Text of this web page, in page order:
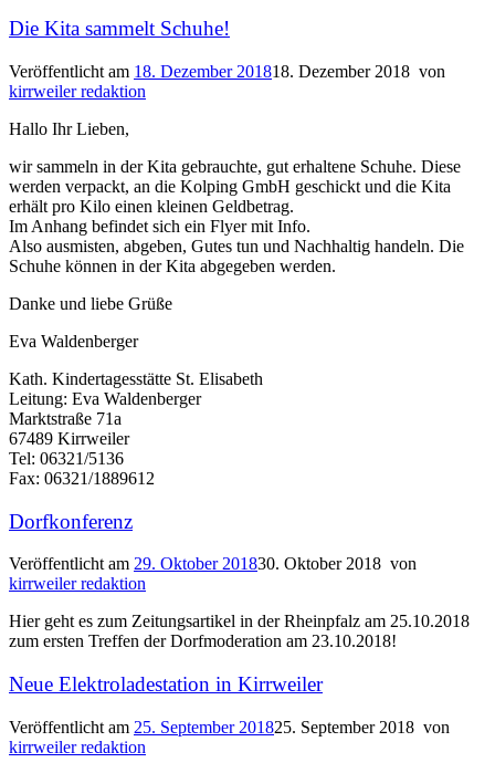
Die Kita sammelt Schuhe!
Veröffentlicht am 18. Dezember 201818. Dezember 2018 von
kirrweiler redaktion
Hallo Ihr Lieben,
wir sammeln in der Kita gebrauchte, gut erhaltene Schuhe. Diese
werden verpackt, an die Kolping GmbH geschickt und die Kita
erhält pro Kilo einen kleinen Geldbetrag.
Im Anhang befindet sich ein Flyer mit Info.
Also ausmisten, abgeben, Gutes tun und Nachhaltig handeln. Die
Schuhe können in der Kita abgegeben werden.
Danke und liebe Grüße
Eva Waldenberger
Kath. Kindertagesstätte St. Elisabeth
Leitung: Eva Waldenberger
Marktstraße 71a
67489 Kirrweiler
Tel: 06321/5136
Fax: 06321/1889612
Dorfkonferenz
Veröffentlicht am 29. Oktober 201830. Oktober 2018 von
kirrweiler redaktion
Hier geht es zum Zeitungsartikel in der Rheinpfalz am 25.10.2018
zum ersten Treffen der Dorfmoderation am 23.10.2018!
Neue Elektroladestation in Kirrweiler
Veröffentlicht am 25. September 201825. September 2018 von
kirrweiler redaktion